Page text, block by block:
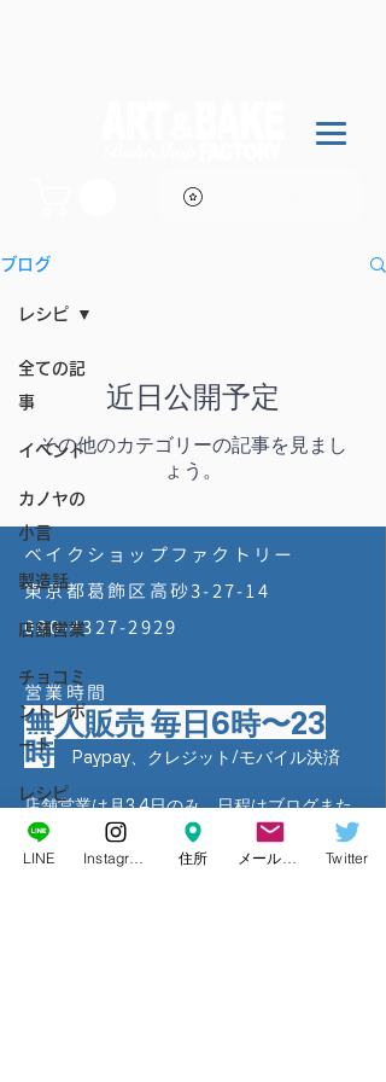
ブログ
全ての記
事
イベント
カノヤの
小言
製造話
店舗営業
チョコミ
ントレポ
ート
レシピ
カフェレ
レシピ
近日公開予定
その他のカテゴリーの記事を見まし
ょう。
ベイクショップファクトリー
東京都葛飾区高砂3-27-14
080-4327-2929
営業時間
無人販売 毎日6時〜23
時 Paypay、クレジット/モバイル決済
店舗営業は月3,4日のみ 日程はブログまた
はSNSでご確認ください
LINE 住所 Twitter